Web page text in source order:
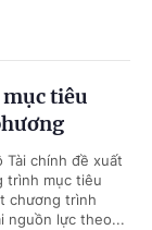
tiêu
Tài chính đề xuất
trình mục tiêu
chương trình
nguồn lực theo...